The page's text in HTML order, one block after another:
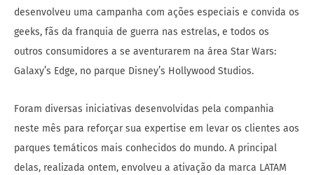
desenvolveu uma campanha com ações especiais e convida os
geeks, fãs da franquia de guerra nas estrelas, e todos os
outros consumidores a se aventurarem na área Star Wars:
Galaxy’s Edge, no parque Disney’s Hollywood Studios.
Foram diversas iniciativas desenvolvidas pela companhia
neste mês para reforçar sua expertise em levar os clientes aos
parques temáticos mais conhecidos do mundo. A principal
delas, realizada ontem, envolveu a ativação da marca LATAM